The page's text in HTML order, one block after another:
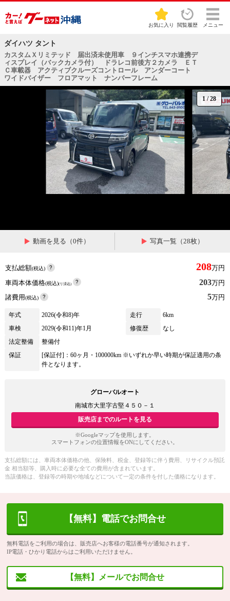
お気に入り 閲覧履歴 メニュー
ダイハツ タント
カスタムＸリミテッド 届出済未使用車 ９インチスマホ連携デ
ィスプレイ（バックカメラ付） ドラレコ前後方２カメラ ＥＴ
Ｃ車載器 アクティブクルーズコントロール アンダーコート
ワイドバイザー フロアマット ナンバーフレーム
1 /28
動画を見る（0件） 写真一覧（28枚）
支払総額(税込) 208万円
車両本体価格(税込)(リ済込) 203万円
諸費用(税込) 5万円
年式 2026(令和8)年 走行
6km
車検
2029(令和11)年1月 修復歴
なし
法定整備
整備付
保証
[保証付]：60ヶ月・100000km ※いずれか早い時期が保証適用の条
件となります。
グローバルオート
南城市大里字古堅４５０－１
販売店までのルートを見る
※Googleマップを使用します。
スマートフォンの位置情報をONにしてください。
支払総額には、車両本体価格の他、保険料、税金、登録等に伴う費用、リサイクル預託
金 相当額等、購入時に必要な全ての費用が含まれています。
当該価格は、登録等の時期や地域などについて一定の条件を付した価格になります。
【無料】電話でお問合せ
無料電話をご利用の場合は、販売店へお客様の電話番号が通知されます。
IP電話・ひかり電話からはご利用いただけません。
【無料】メールでお問合せ